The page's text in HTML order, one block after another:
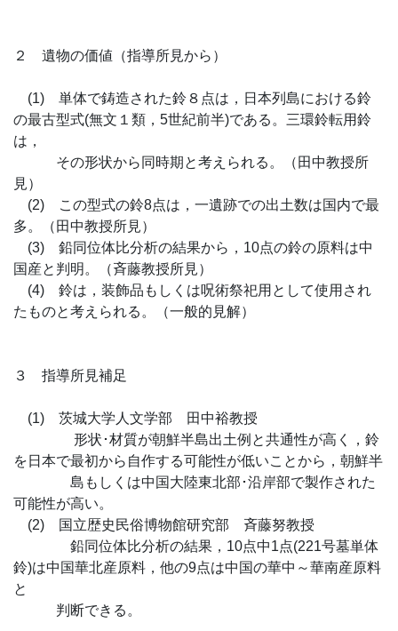
２ 遺物の価値（指導所見から）
(1) 単体で鋳造された鈴８点は，日本列島における鈴
の最古型式(無文１類，5世紀前半)である。三環鈴転用鈴
は，
その形状から同時期と考えられる。（田中教授所
見）
(2) この型式の鈴8点は，一遺跡での出土数は国内で最
多。（田中教授所見）
(3) 鉛同位体比分析の結果から，10点の鈴の原料は中
国産と判明。（斉藤教授所見）
(4) 鈴は，装飾品もしくは呪術祭祀用として使用され
たものと考えられる。（一般的見解）
３ 指導所見補足
(1) 茨城大学人文学部 田中裕教授
形状･材質が朝鮮半島出土例と共通性が高く，鈴
を日本で最初から自作する可能性が低いことから，朝鮮半
島もしくは中国大陸東北部･沿岸部で製作された
可能性が高い。
(2) 国立歴史民俗博物館研究部 斉藤努教授
鉛同位体比分析の結果，10点中1点(221号墓単体
鈴)は中国華北産原料，他の9点は中国の華中～華南産原料
と
判断できる。